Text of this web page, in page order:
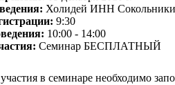
Холидей ИНН
9:30
10:00 - 14:00
Семинар БЕСПЛАТНЫЙ
в семинаре необходимо